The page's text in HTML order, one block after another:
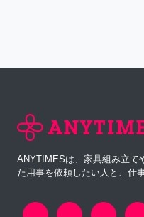
ANYTIMESは、家具組み立て
た用事を依頼したい人と、仕